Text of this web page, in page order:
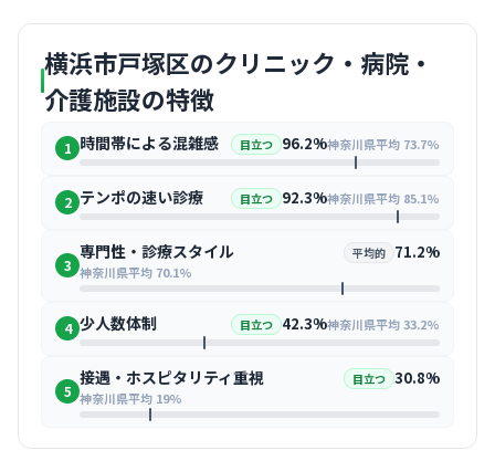
横浜市戸塚区のクリニック・病院・
介護施設の特徴
1 時間帯による混雑感 目立つ 96.2%神奈川県平均 73.7%
2 テンポの速い診療 目立つ 92.3%神奈川県平均 85.1%
3
専門性・診療スタイル 平均的 71.2%
神奈川県平均 70.1%
4 少人数体制 目立つ 42.3%神奈川県平均 33.2%
5
接遇・ホスピタリティ重視 目立つ 30.8%
神奈川県平均 19%